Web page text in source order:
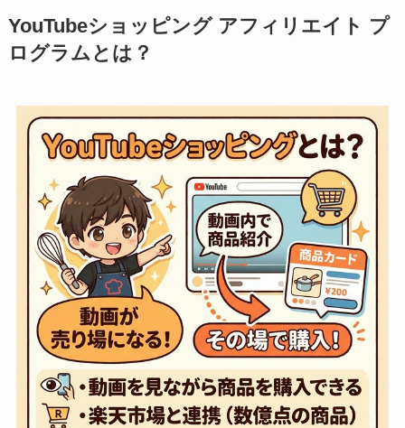
YouTubeショッピング アフィリエイト プ
ログラムとは？